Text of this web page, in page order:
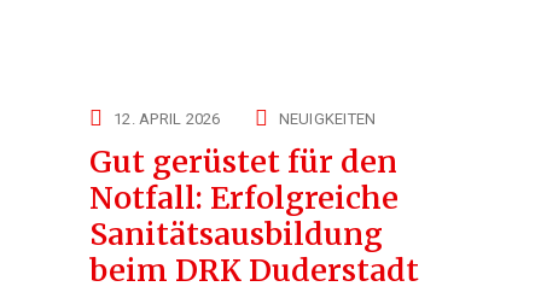
12. APRIL 2026 NEUIGKEITEN
Gut gerüstet für den
Notfall: Erfolgreiche
Sanitätsausbildung
beim DRK Duderstadt